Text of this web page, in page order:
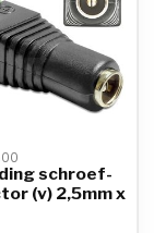
schroef-
(v) 2,5mm x